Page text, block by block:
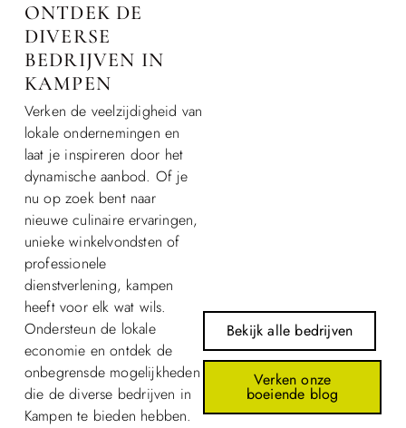
ONTDEK DE
DIVERSE
BEDRIJVEN IN
KAMPEN
Verken de veelzijdigheid van
lokale ondernemingen en
laat je inspireren door het
dynamische aanbod. Of je
nu op zoek bent naar
nieuwe culinaire ervaringen,
unieke winkelvondsten of
professionele
dienstverlening, kampen
heeft voor elk wat wils.
Ondersteun de lokale
economie en ontdek de
onbegrensde mogelijkheden
die de diverse bedrijven in
Kampen te bieden hebben.
Bekijk alle bedrijven
Verken onze
boeiende blog